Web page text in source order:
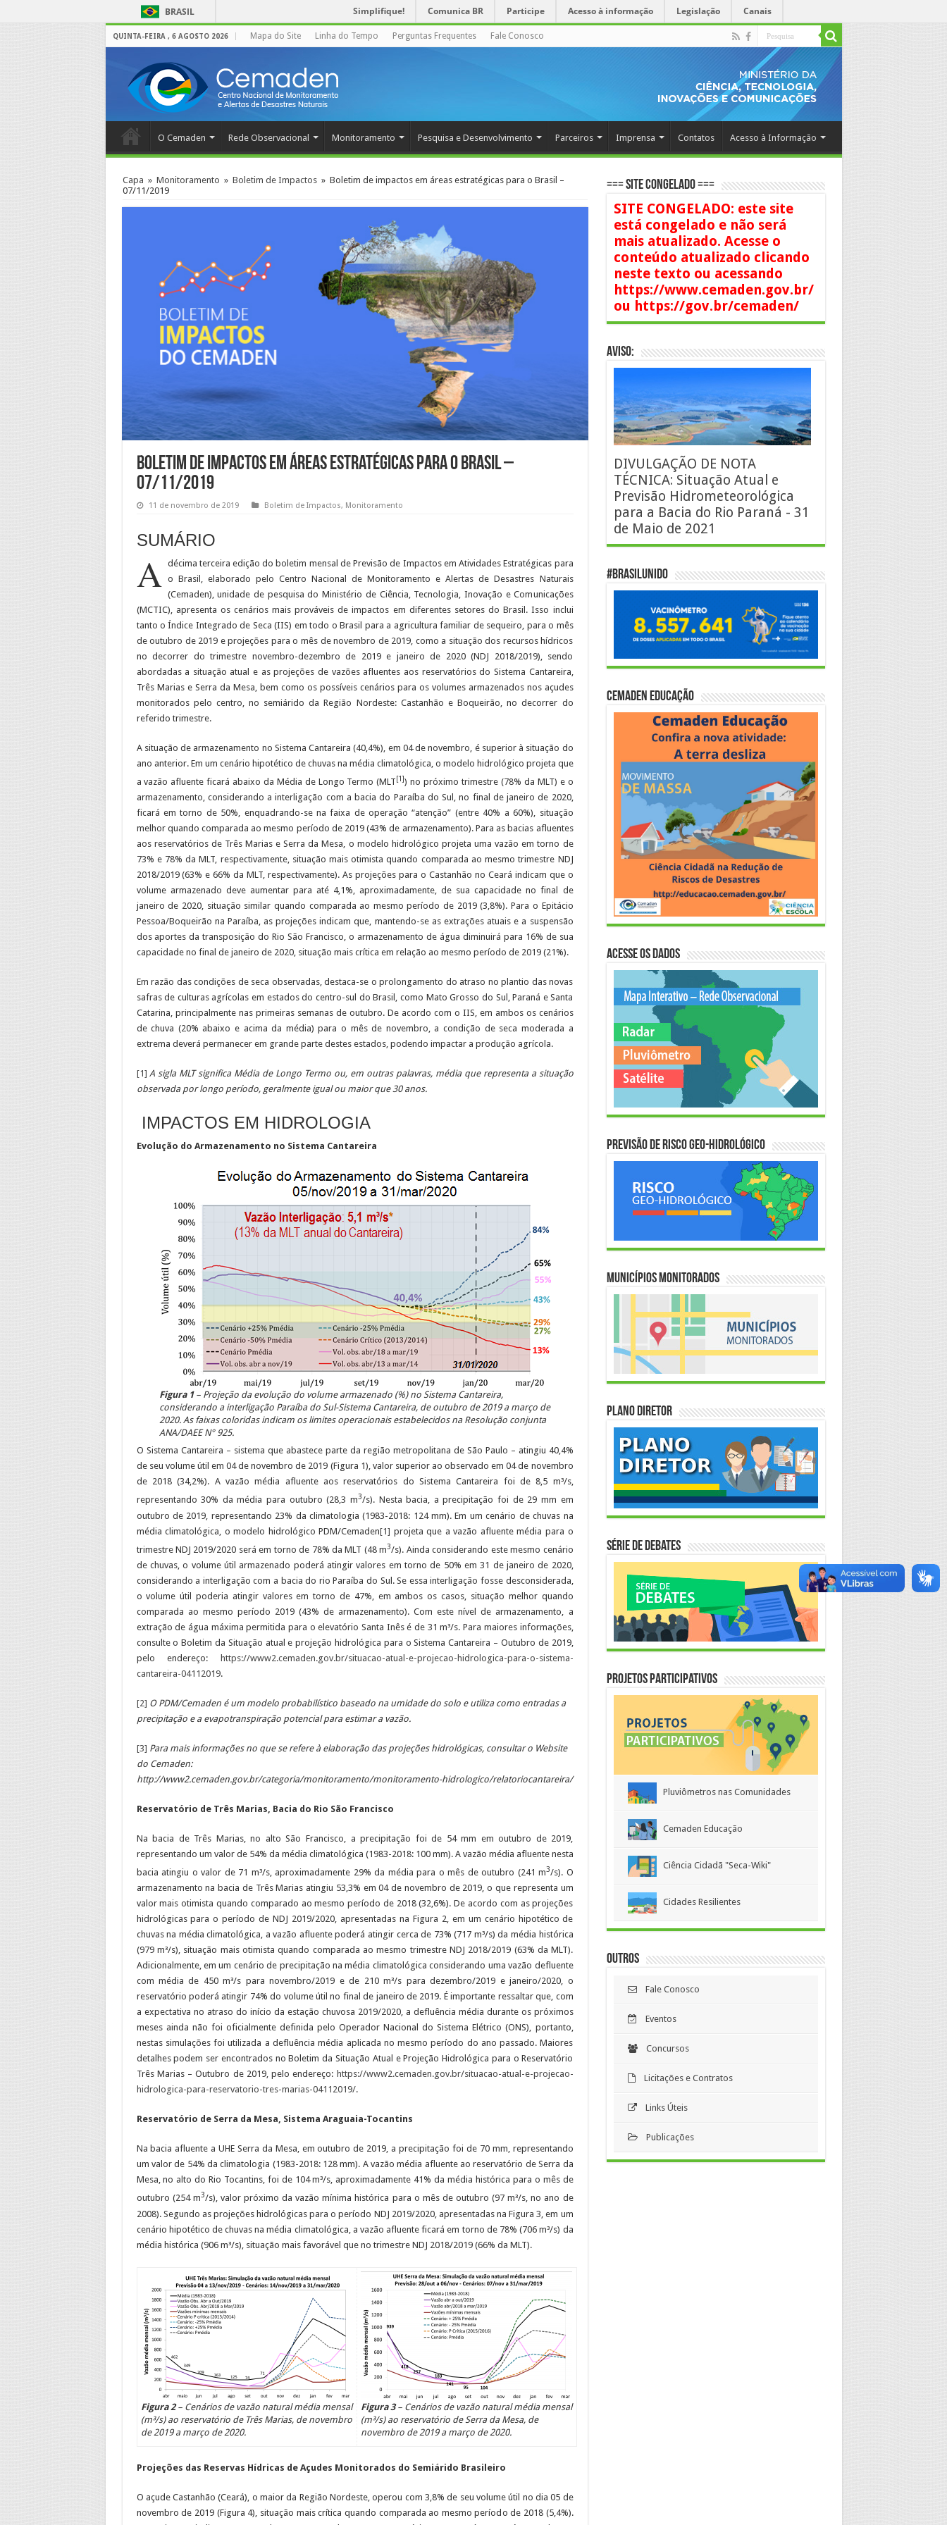
BRASIL Simplifique! Comunica BR Participe Acesso à informação Legislação Canais
QUINTA-FEIRA , 6 AGOSTO 2026 Mapa do Site Linha do Tempo Perguntas Frequentes Fale Conosco
O Cemaden Rede Observacional Monitoramento Pesquisa e Desenvolvimento Parceiros Imprensa Contatos Acesso à Informação
Capa » Monitoramento » Boletim de Impactos » Boletim de impactos em áreas estratégicas para o Brasil –
07/11/2019
Boletim de impactos em áreas estratégicas para o Brasil –
07/11/2019
11 de novembro de 2019 Boletim de Impactos, Monitoramento
SUMÁRIO
A décima terceira edição do boletim mensal de Previsão de Impactos em Atividades Estratégicas para
o Brasil, elaborado pelo Centro Nacional de Monitoramento e Alertas de Desastres Naturais
(Cemaden), unidade de pesquisa do Ministério de Ciência, Tecnologia, Inovação e Comunicações
(MCTIC), apresenta os cenários mais prováveis de impactos em diferentes setores do Brasil. Isso inclui
tanto o Índice Integrado de Seca (IIS) em todo o Brasil para a agricultura familiar de sequeiro, para o mês
de outubro de 2019 e projeções para o mês de novembro de 2019, como a situação dos recursos hídricos
no decorrer do trimestre novembro-dezembro de 2019 e janeiro de 2020 (NDJ 2018/2019), sendo
abordadas a situação atual e as projeções de vazões afluentes aos reservatórios do Sistema Cantareira,
Três Marias e Serra da Mesa, bem como os possíveis cenários para os volumes armazenados nos açudes
monitorados pelo centro, no semiárido da Região Nordeste: Castanhão e Boqueirão, no decorrer do
referido trimestre.
A situação de armazenamento no Sistema Cantareira (40,4%), em 04 de novembro, é superior à situação do
ano anterior. Em um cenário hipotético de chuvas na média climatológica, o modelo hidrológico projeta que
a vazão afluente ficará abaixo da Média de Longo Termo (MLT[1]) no próximo trimestre (78% da MLT) e o
armazenamento, considerando a interligação com a bacia do Paraíba do Sul, no final de janeiro de 2020,
ficará em torno de 50%, enquadrando-se na faixa de operação “atenção” (entre 40% a 60%), situação
melhor quando comparada ao mesmo período de 2019 (43% de armazenamento). Para as bacias afluentes
aos reservatórios de Três Marias e Serra da Mesa, o modelo hidrológico projeta uma vazão em torno de
73% e 78% da MLT, respectivamente, situação mais otimista quando comparada ao mesmo trimestre NDJ
2018/2019 (63% e 66% da MLT, respectivamente). As projeções para o Castanhão no Ceará indicam que o
volume armazenado deve aumentar para até 4,1%, aproximadamente, de sua capacidade no final de
janeiro de 2020, situação similar quando comparada ao mesmo período de 2019 (3,8%). Para o Epitácio
Pessoa/Boqueirão na Paraíba, as projeções indicam que, mantendo-se as extrações atuais e a suspensão
dos aportes da transposição do Rio São Francisco, o armazenamento de água diminuirá para 16% de sua
capacidade no final de janeiro de 2020, situação mais crítica em relação ao mesmo período de 2019 (21%).
Em razão das condições de seca observadas, destaca-se o prolongamento do atraso no plantio das novas
safras de culturas agrícolas em estados do centro-sul do Brasil, como Mato Grosso do Sul, Paraná e Santa
Catarina, principalmente nas primeiras semanas de outubro. De acordo com o IIS, em ambos os cenários
de chuva (20% abaixo e acima da média) para o mês de novembro, a condição de seca moderada a
extrema deverá permanecer em grande parte destes estados, podendo impactar a produção agrícola.
[1] A sigla MLT significa Média de Longo Termo ou, em outras palavras, média que representa a situação
observada por longo período, geralmente igual ou maior que 30 anos.
IMPACTOS EM HIDROLOGIA
Evolução do Armazenamento no Sistema Cantareira
Figura 1– Projeção da evolução do volume armazenado (%) no Sistema Cantareira,
considerando a interligação Paraíba do Sul-Sistema Cantareira, de outubro de 2019 a março de
2020. As faixas coloridas indicam os limites operacionais estabelecidos na Resolução conjunta
ANA/DAEE N° 925.
O Sistema Cantareira – sistema que abastece parte da região metropolitana de São Paulo – atingiu 40,4%
de seu volume útil em 04 de novembro de 2019 (Figura 1), valor superior ao observado em 04 de novembro
de 2018 (34,2%). A vazão média afluente aos reservatórios do Sistema Cantareira foi de 8,5 m³/s,
representando 30% da média para outubro (28,3 m3/s). Nesta bacia, a precipitação foi de 29 mm em
outubro de 2019, representando 23% da climatologia (1983-2018: 124 mm). Em um cenário de chuvas na
média climatológica, o modelo hidrológico PDM/Cemaden[1] projeta que a vazão afluente média para o
trimestre NDJ 2019/2020 será em torno de 78% da MLT (48 m3/s). Ainda considerando este mesmo cenário
de chuvas, o volume útil armazenado poderá atingir valores em torno de 50% em 31 de janeiro de 2020,
considerando a interligação com a bacia do rio Paraíba do Sul. Se essa interligação fosse desconsiderada,
o volume útil poderia atingir valores em torno de 47%, em ambos os casos, situação melhor quando
comparada ao mesmo período 2019 (43% de armazenamento). Com este nível de armazenamento, a
extração de água máxima permitida para o elevatório Santa Inês é de 31 m³/s. Para maiores informações,
consulte o Boletim da Situação atual e projeção hidrológica para o Sistema Cantareira – Outubro de 2019,
pelo endereço:
https://www2.cemaden.gov.br/situacao-atual-e-projecao-hidrologica-para-o-sistema-
cantareira-04112019.
[2] O PDM/Cemaden é um modelo probabilístico baseado na umidade do solo e utiliza como entradas a
precipitação e a evapotranspiração potencial para estimar a vazão.
[3] Para mais informações no que se refere à elaboração das projeções hidrológicas, consultar o Website
do Cemaden:
http://www2.cemaden.gov.br/categoria/monitoramento/monitoramento-hidrologico/relatoriocantareira/
Reservatório de Três Marias, Bacia do Rio São Francisco
Na bacia de Três Marias, no alto São Francisco, a precipitação foi de 54 mm em outubro de 2019,
representando um valor de 54% da média climatológica (1983-2018: 100 mm). A vazão média afluente nesta
bacia atingiu o valor de 71 m³/s, aproximadamente 29% da média para o mês de outubro (241 m3/s). O
armazenamento na bacia de Três Marias atingiu 53,3% em 04 de novembro de 2019, o que representa um
valor mais otimista quando comparado ao mesmo período de 2018 (32,6%). De acordo com as projeções
hidrológicas para o período de NDJ 2019/2020, apresentadas na Figura 2, em um cenário hipotético de
chuvas na média climatológica, a vazão afluente poderá atingir cerca de 73% (717 m³/s) da média histórica
(979 m³/s), situação mais otimista quando comparada ao mesmo trimestre NDJ 2018/2019 (63% da MLT).
Adicionalmente, em um cenário de precipitação na média climatológica considerando uma vazão defluente
com média de 450 m³/s para novembro/2019 e de 210 m³/s para dezembro/2019 e janeiro/2020, o
reservatório poderá atingir 74% do volume útil no final de janeiro de 2019. É importante ressaltar que, com
a expectativa no atraso do início da estação chuvosa 2019/2020, a defluência média durante os próximos
meses ainda não foi oficialmente definida pelo Operador Nacional do Sistema Elétrico (ONS), portanto,
nestas simulações foi utilizada a defluência média aplicada no mesmo período do ano passado. Maiores
detalhes podem ser encontrados no Boletim da Situação Atual e Projeção Hidrológica para o Reservatório
Três Marias – Outubro de 2019, pelo endereço: https://www2.cemaden.gov.br/situacao-atual-e-projecao-
hidrologica-para-reservatorio-tres-marias-04112019/.
Reservatório de Serra da Mesa, Sistema Araguaia-Tocantins
Na bacia afluente a UHE Serra da Mesa, em outubro de 2019, a precipitação foi de 70 mm, representando
um valor de 54% da climatologia (1983-2018: 128 mm). A vazão média afluente ao reservatório de Serra da
Mesa, no alto do Rio Tocantins, foi de 104 m³/s, aproximadamente 41% da média histórica para o mês de
outubro (254 m3/s), valor próximo da vazão mínima histórica para o mês de outubro (97 m³/s, no ano de
2008). Segundo as projeções hidrológicas para o período NDJ 2019/2020, apresentadas na Figura 3, em um
cenário hipotético de chuvas na média climatológica, a vazão afluente ficará em torno de 78% (706 m³/s) da
média histórica (906 m³/s), situação mais favorável que no trimestre NDJ 2018/2019 (66% da MLT).
Figura 2– Cenários de vazão natural média mensal
(m³/s) ao reservatório de Três Marias, de novembro
de 2019 a março de 2020.
Figura 3– Cenários de vazão natural média mensal
(m³/s) ao reservatório de Serra da Mesa, de
novembro de 2019 a março de 2020.
Projeções das Reservas Hídricas de Açudes Monitorados do Semiárido Brasileiro
O açude Castanhão (Ceará), o maior da Região Nordeste, operou com 3,8% de seu volume útil no dia 05 de
novembro de 2019 (Figura 4), situação mais crítica quando comparada ao mesmo período de 2018 (5,4%).
=== SITE CONGELADO ===
SITE CONGELADO: este site
está congelado e não será
mais atualizado. Acesse o
conteúdo atualizado clicando
neste texto ou acessando
https://www.cemaden.gov.br/
ou https://gov.br/cemaden/
AVISO:
DIVULGAÇÃO DE NOTA
TÉCNICA: Situação Atual e
Previsão Hidrometeorológica
para a Bacia do Rio Paraná - 31
de Maio de 2021
#BrasilUnido
Cemaden Educação
Acesse os Dados
Previsão de Risco Geo-Hidrológico
Municípios Monitorados
Plano Diretor
Série de Debates
Projetos Participativos
Pluviômetros nas Comunidades
Cemaden Educação
Ciência Cidadã "Seca-Wiki"
Cidades Resilientes
Outros
Fale Conosco
Eventos
Concursos
Licitações e Contratos
Links Úteis
Publicações